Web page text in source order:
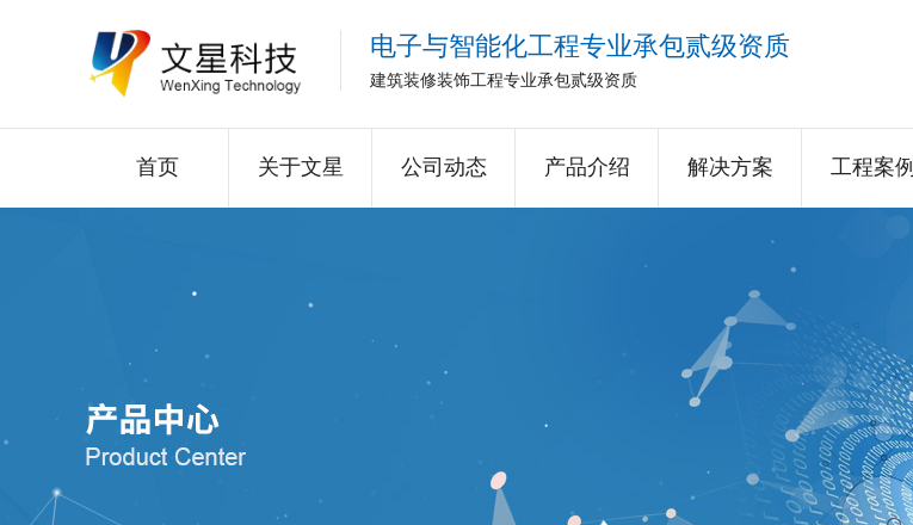
电子与智能化工程专业承包贰级资质
建筑装修装饰工程专业承包贰级资质
首页 关于文星 公司动态 产品介绍 解决方案 工程案例